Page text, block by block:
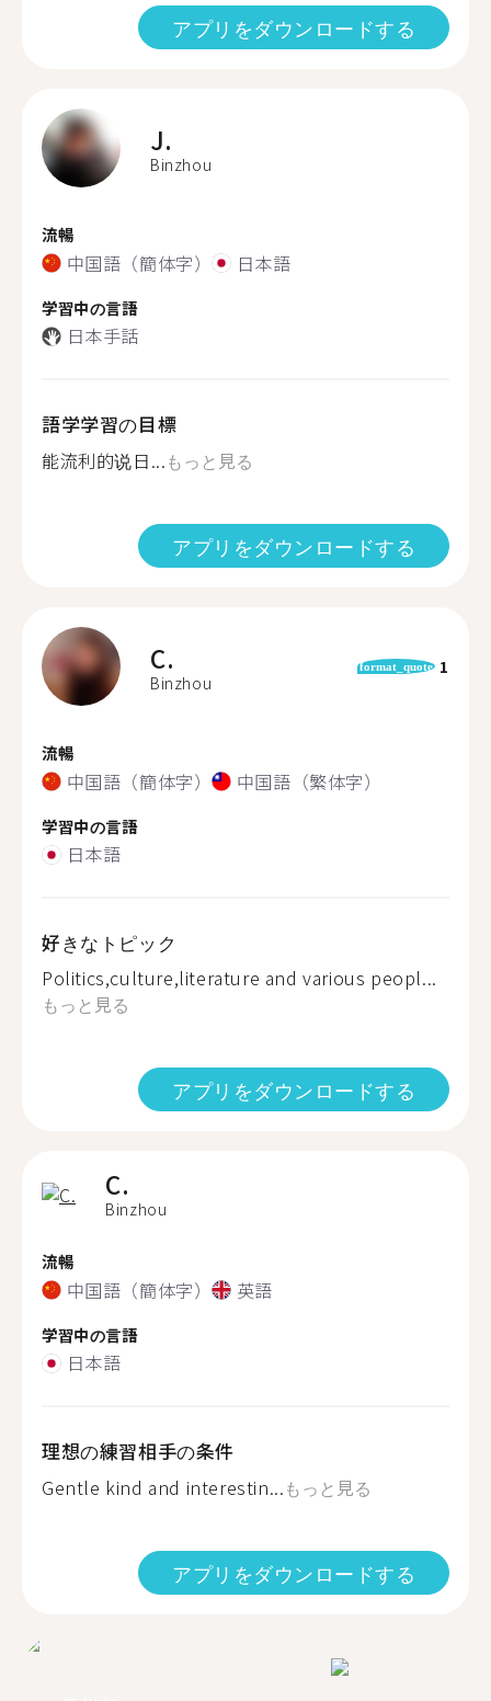
アプリをダウンロードする
J.
Binzhou
流暢
中国語（簡体字） 日本語
学習中の言語
日本手話
語学学習の目標
能流利的说日...もっと見る
アプリをダウンロードする
C.
Binzhou
format_quote 1
流暢
中国語（簡体字） 中国語（繁体字）
学習中の言語
日本語
好きなトピック
Politics,culture,literature and various peopl...
もっと見る
アプリをダウンロードする
C.
Binzhou
流暢
中国語（簡体字） 英語
学習中の言語
日本語
理想の練習相手の条件
Gentle kind and interestin...もっと見る
アプリをダウンロードする